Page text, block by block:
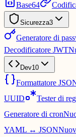
Base64
Sicurezza3
Generatore di
Decodificatore JWT
Dev10
Formattatore
UUID
Tester di
Generatore di cron
YAML ↔ JSON